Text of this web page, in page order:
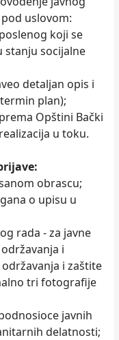
uslovom:
koji se
stanju socijalne
detaljan opis i
plan);
Opštini Bački
u toku.
obrascu;
o upisu u
rada - za javne
i
i zaštite
tri fotografije
javnih
delatnosti;